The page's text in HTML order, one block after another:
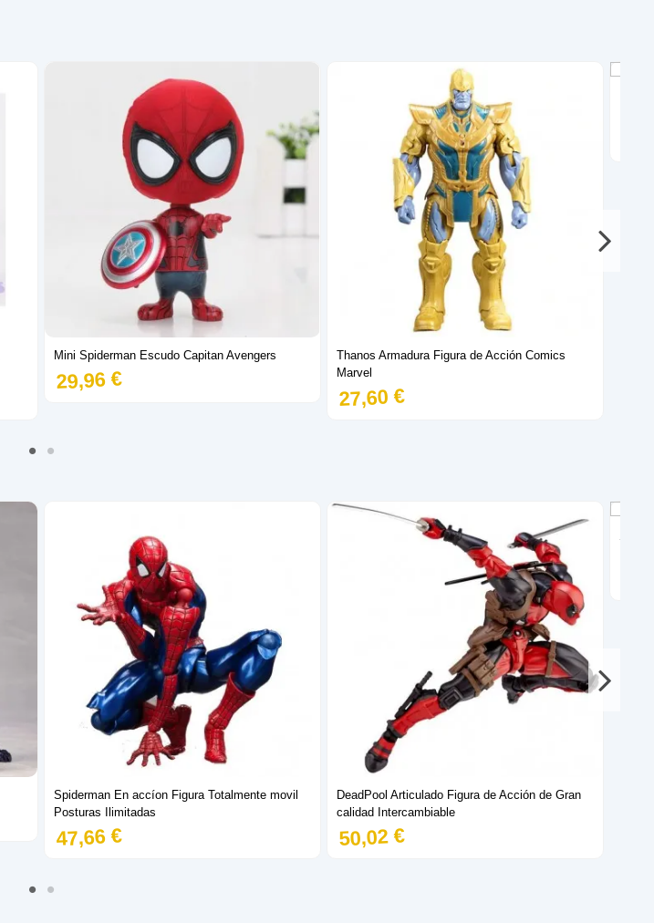
Mini Spiderman Escudo Capitan Avengers
29,96 €
Thanos Armadura Figura de Acción Comics
Marvel
27,60 €
Spiderman En accíon Figura Totalmente movil
Posturas Ilimitadas
47,66 €
DeadPool Articulado Figura de Acción de Gran
calidad Intercambiable
50,02 €